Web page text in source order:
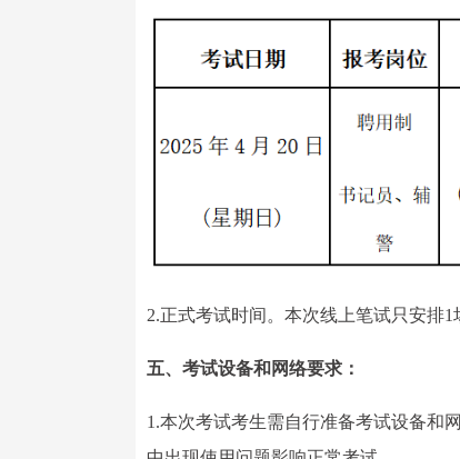
2.正式考试时间。本次线上笔试只安排1
五、考试设备和网络要求：
1.本次考试考生需自行准备考试设备和